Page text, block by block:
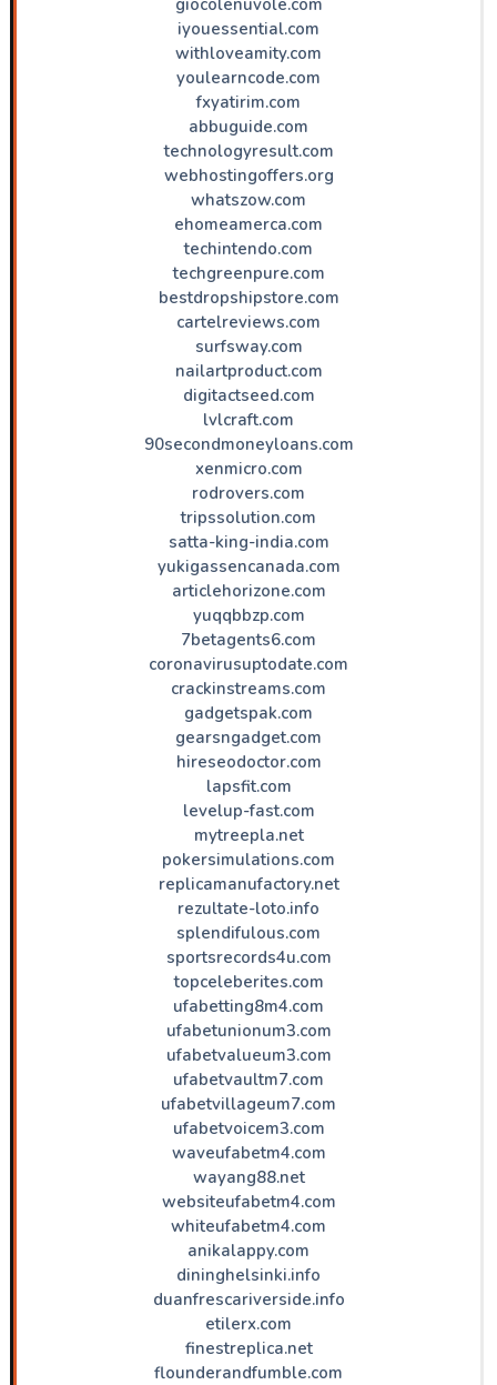
iyouessential.com
withloveamity.com
youlearncode.com
fxyatirim.com
abbuguide.com
technologyresult.com
webhostingoffers.org
whatszow.com
ehomeamerca.com
techintendo.com
techgreenpure.com
bestdropshipstore.com
cartelreviews.com
surfsway.com
nailartproduct.com
digitactseed.com
lvlcraft.com
90secondmoneyloans.com
xenmicro.com
rodrovers.com
tripssolution.com
satta-king-india.com
yukigassencanada.com
articlehorizone.com
yuqqbbzp.com
7betagents6.com
coronavirusuptodate.com
crackinstreams.com
gadgetspak.com
gearsngadget.com
hireseodoctor.com
lapsfit.com
levelup-fast.com
mytreepla.net
pokersimulations.com
replicamanufactory.net
rezultate-loto.info
splendifulous.com
sportsrecords4u.com
topceleberites.com
ufabetting8m4.com
ufabetunionum3.com
ufabetvalueum3.com
ufabetvaultm7.com
ufabetvillageum7.com
ufabetvoicem3.com
waveufabetm4.com
wayang88.net
websiteufabetm4.com
whiteufabetm4.com
anikalappy.com
dininghelsinki.info
duanfrescariverside.info
etilerx.com
finestreplica.net
flounderandfumble.com